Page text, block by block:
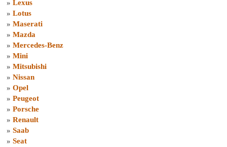
» Lexus
» Lotus
» Maserati
» Mazda
» Mercedes-Benz
» Mini
» Mitsubishi
» Nissan
» Opel
» Peugeot
» Porsche
» Renault
» Saab
» Seat